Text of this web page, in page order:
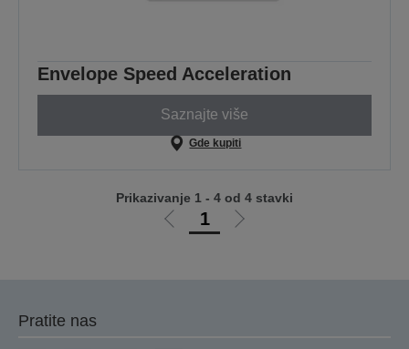
Envelope Speed Acceleration
Saznajte više
Gde kupiti
Idi
1
Idi
Prikazivanje 1 - 4 od 4 stavki
Pratite nas